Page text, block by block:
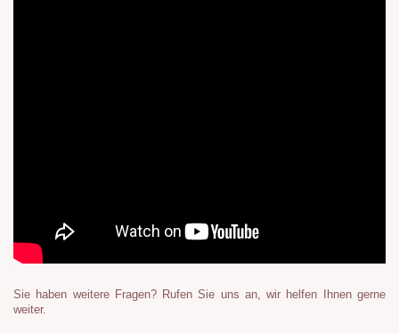
Sie haben weitere Fragen? Rufen Sie uns an, wir helfen Ihnen gerne
weiter.